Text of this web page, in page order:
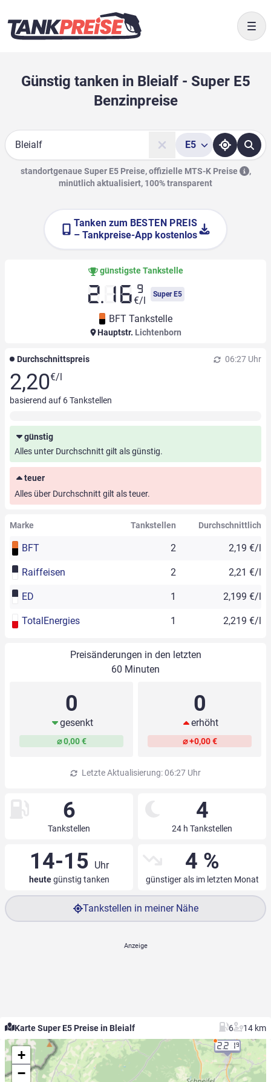
Günstig tanken in Bleialf - Super E5
Benzinpreise
Suche
E5
standortgenaue Super E5 Preise, offizielle MTS-K Preise
,
minütlich aktualisiert, 100% transparent
Tanken zum BESTEN PREIS
– Tankpreise-App kostenlos
günstigste Tankstelle
2.16 9
€/l
Super E5
BFT Tankstelle
Hauptstr. Lichtenborn
Durchschnittspreis 06:27 Uhr
2,20€/l
basierend auf 6Tankstellen
günstig
Alles unter Durchschnitt gilt als günstig.
teuer
Alles über Durchschnitt gilt als teuer.
Marke Tankstellen Durchschnittlich
BFT 2 2,19 €/l
Raiffeisen 2 2,21 €/l
ED 1 2,199 €/l
TotalEnergies 1 2,219 €/l
Preisänderungen in den letzten
60 Minuten
0
gesenkt
⌀ 0,00 €
0
erhöht
⌀ +0,00 €
Letzte Aktualisierung: 06:27 Uhr
6
Tankstellen
4
24 h Tankstellen
14-15 Uhr
heutegünstig tanken
4 %
günstiger als im letzten Monat
Tankstellen in meiner Nähe
Karte Super E5 Preise in Bleialf 6 14 km
2.219
+
−